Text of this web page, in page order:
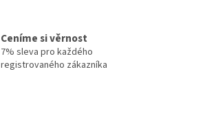
Ceníme si věrnost
7% sleva pro každého
registrovaného zákazníka